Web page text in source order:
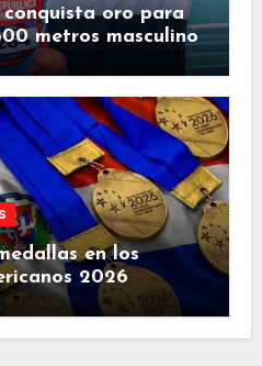
oro para
metros masculino
en los
2026